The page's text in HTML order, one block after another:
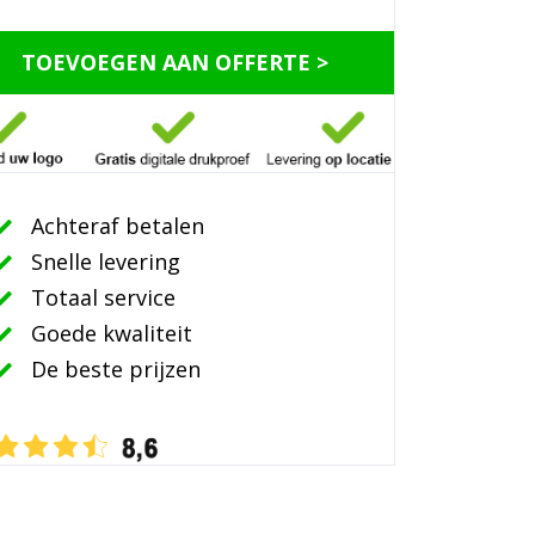
TOEVOEGEN AAN OFFERTE >
Achteraf betalen
Snelle levering
Totaal service
Goede kwaliteit
De beste prijzen